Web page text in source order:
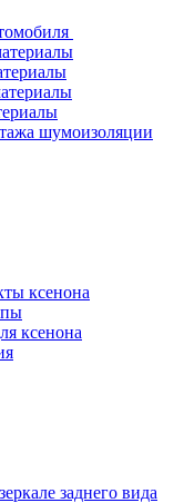
шумоизоляции
ксенона
ксенона
заднего вида